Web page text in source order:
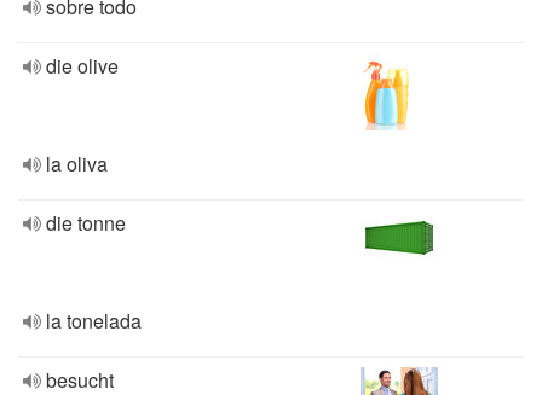
sobre todo
die olive
la oliva
die tonne
la tonelada
besucht